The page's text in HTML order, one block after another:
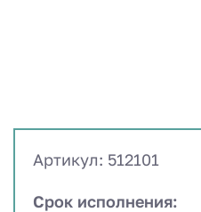
Артикул: 512101
Срок исполнения: